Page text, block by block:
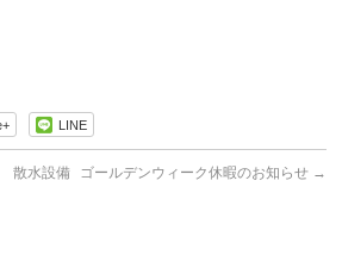
LINE
散水設備
ゴールデンウィーク休暇のお知らせ →